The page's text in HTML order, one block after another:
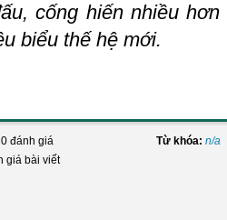
cống hiến nhiều
biểu thế hệ mới.
đánh giá
giá bài viết
Từ khóa: n/a